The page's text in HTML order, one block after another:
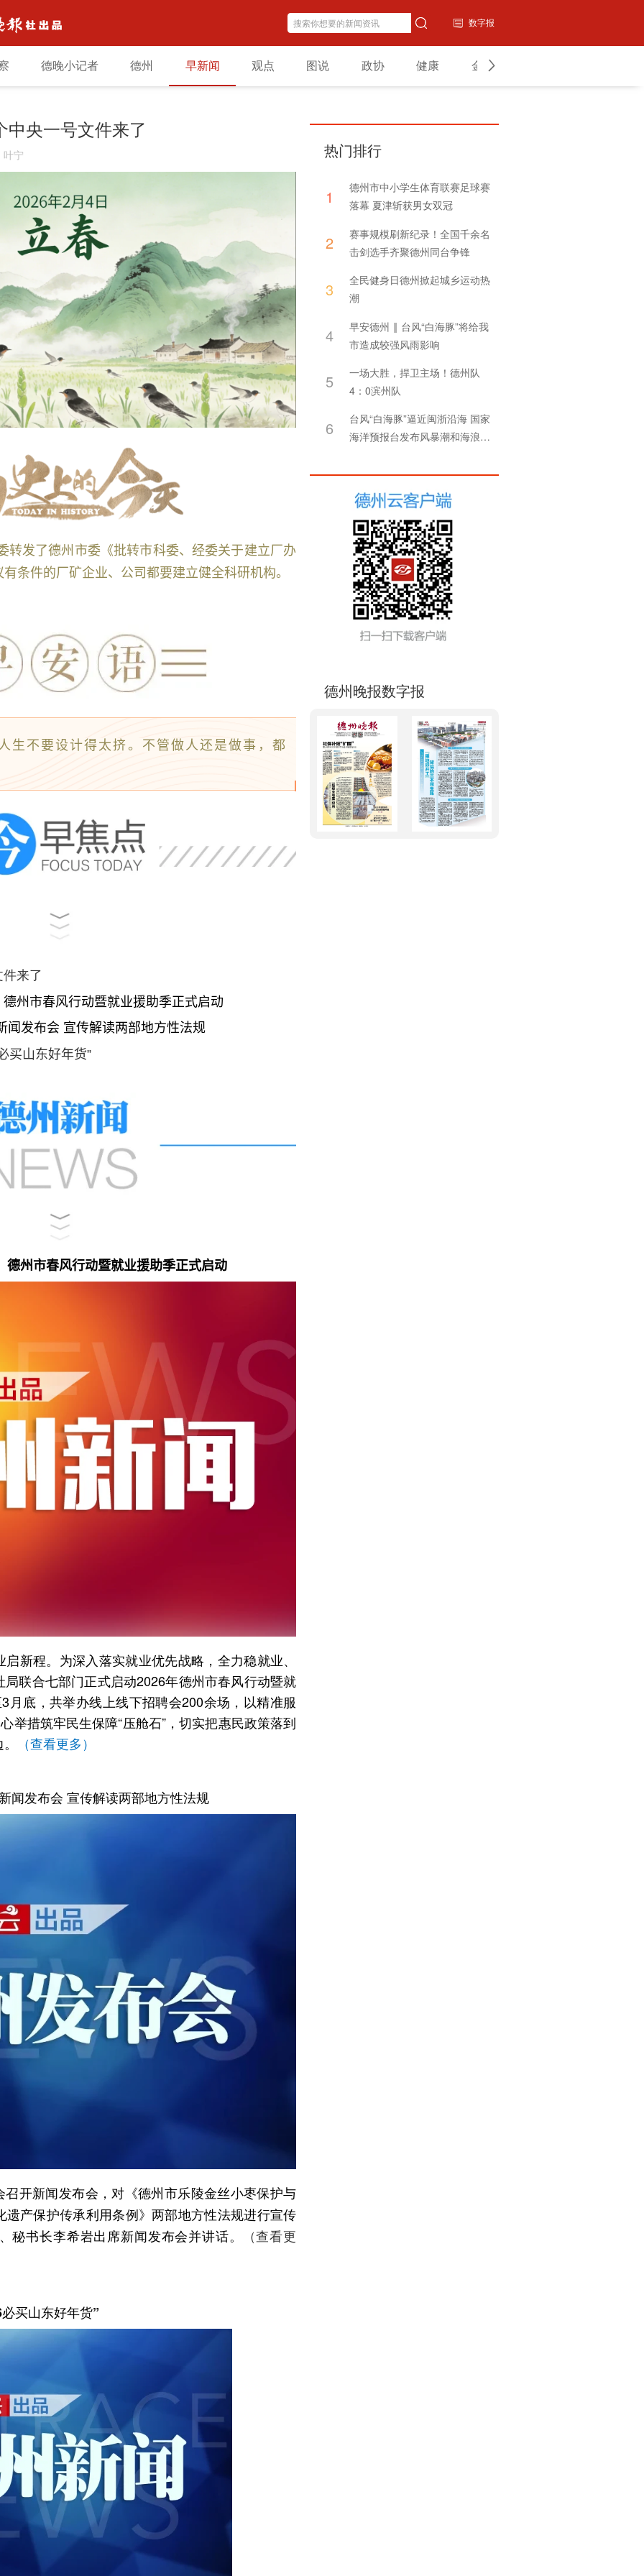
数字报
德晚小记者 德州 早新闻 观点 图说 政协 健康 金融
中央一号文件来了
叶宁
转发了德州市委《批转市科委、经委关于建立厂办
条件的厂矿企业、公司都要建立健全科研机构。
生不要设计得太挤。不管做人还是做事，都
来了
州市春风行动暨就业援助季正式启动
闻发布会 宣传解读两部地方性法规
买山东好年货”
德州市春风行动暨就业援助季正式启动
新程。为深入落实就业优先战略，全力稳就业、
联合七部门正式启动2026年德州市春风行动暨就
月底，共举办线上线下招聘会200余场，以精准服
举措筑牢民生保障“压舱石”，切实把惠民政策落到
（查看更多）
闻发布会 宣传解读两部地方性法规
开新闻发布会，对《德州市乐陵金丝小枣保护与
产保护传承利用条例》两部地方性法规进行宣传
秘书长李希岩出席新闻发布会并讲话。
（查看更
买山东好年货”
热门排行
1
德州市中小学生体育联赛足球赛
落幕 夏津斩获男女双冠
2
赛事规模刷新纪录！全国千余名
击剑选手齐聚德州同台争锋
3
全民健身日德州掀起城乡运动热
潮
4
早安德州 ‖ 台风“白海豚”将给我
市造成较强风雨影响
5
一场大胜，捍卫主场！德州队
4：0滨州队
6
台风“白海豚”逼近闽浙沿海 国家
海洋预报台发布风暴潮和海浪双
德州晚报数字报